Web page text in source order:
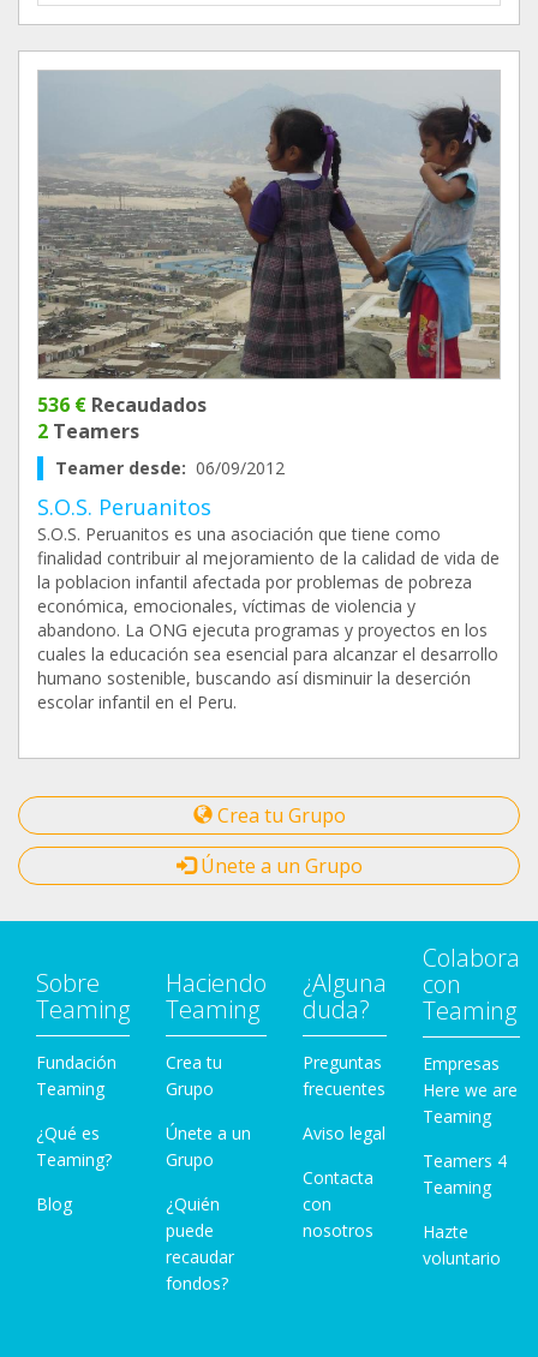
536 € Recaudados
2 Teamers
Teamer desde: 06/09/2012
S.O.S. Peruanitos
S.O.S. Peruanitos es una asociación que tiene como
finalidad contribuir al mejoramiento de la calidad de vida de
la poblacion infantil afectada por problemas de pobreza
económica, emocionales, víctimas de violencia y
abandono. La ONG ejecuta programas y proyectos en los
cuales la educación sea esencial para alcanzar el desarrollo
humano sostenible, buscando así disminuir la deserción
escolar infantil en el Peru.
Crea tu Grupo
Únete a un Grupo
Sobre
Teaming
Fundación
Teaming
¿Qué es
Teaming?
Blog
Haciendo
Teaming
Crea tu
Grupo
Únete a un
Grupo
¿Quién
puede
recaudar
fondos?
¿Alguna
duda?
Preguntas
frecuentes
Aviso legal
Contacta
con
nosotros
Colabora
con
Teaming
Empresas
Here we are
Teaming
Teamers 4
Teaming
Hazte
voluntario